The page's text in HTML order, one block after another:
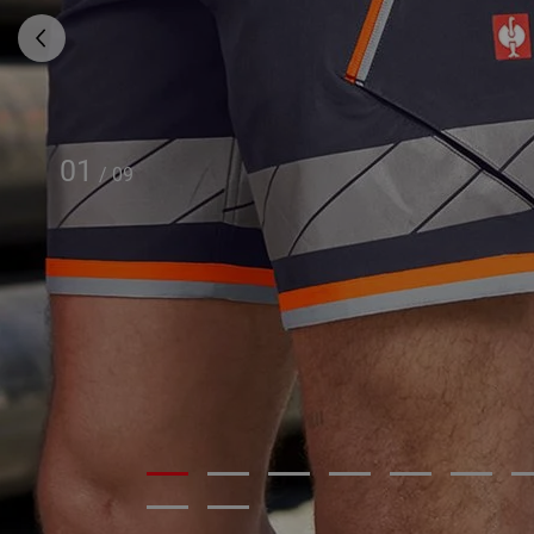
01 / 09